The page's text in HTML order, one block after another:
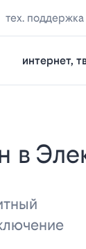
тех. поддержка
интернет,